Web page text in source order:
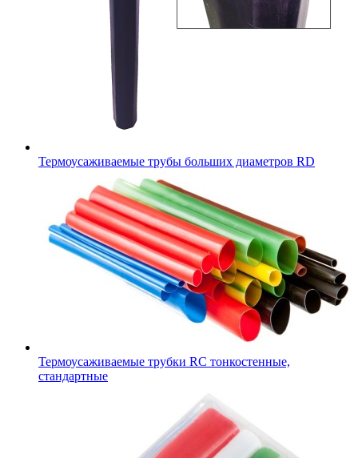
Термоусаживаемые трубы больших диаметров RD
Термоусаживаемые трубки RC тонкостенные,
стандартные